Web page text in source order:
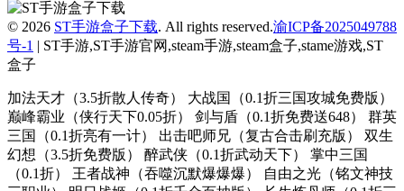
© 2026 ST手游盒子下载. All rights reserved.渝ICP备2025049788
号-1 | ST手游,ST手游官网,steam手游,steam盒子,stame游戏,ST
盒子
加法天才（3.5折散人传奇） 大战国（0.1折三国攻城免费版） 巅峰霸业（侠行天下0.05折） 剑与盾（0.1折免费送648） 群英三国（0.1折亮有一计） 出击吧师兄（复古合击刷充版） 双生幻想（3.5折免费版） 醉武侠（0.1折武动天下） 掌中三国（0.1折） 王者战神（吞噬沉默爆爆爆） 自由之光（铭文神技三职业） 明日战姬（0.1折千金百抽版） 长生炼丹师（0.1折三生问道） 大圣归来（0.1折天天打妖精） 侠义传（0.1折剑道*尊） 出击吧师兄（御剑打金刷充版） 六界仙尊（天下三分0.05折） 鹰击苍穹（征服与文明0.1折） 斩幻想（0.1折霸王传） 时空神域（0.1折闯关送特权） 蜂鸟五虎将（逆袭江山0.1折） 圣剑神域（攻速**福利版） 萌仙记（青云诀） 神域苍穹（丹青复古九流派） 末日之刃（0.1折买断版） 屠龙圣域（君天大**） 女神三国（0.1折送百万钻石） 大剑传奇（0.05折九转轮回） 大侠坛说（0.1折打金修仙） 闪电机甲（幻想西游0.05折） 热血千刀斩（绯神兵高爆） 诸世王者（0.05折买断版） 铸剑师（剑道宗师0.05折） 战天下（0.05折睥睨三国） 碧雪情天3D（0.1折每日送神兽648） 女神三国（0.1折三国鼎立） 三国将无双（0.05折狂欢三国） 征程三国（0.05折签到领千抽） 三国将无双（0.1折合纵连横） 魔力契约（0.05折觉醒之灵） 暗黑远征（0.1折*德之塔） 帝国雄师（文明争霸） 战神烈歌（仙途择道四流派） 苍穹志（红颜祸水0.05折） 天天驯兽师（0.1折每天送648） 神域苍穹（妖冥沉默） 无尽寒冬（封神高爆专属） 萌战天下（0.1折降魔记） 山河（圣兽山海沉默） 剑与火之歌（0.1折上线送百抽） 刀剑演武（0.1折每天送648） 边缘逐梦（神游三流派） 禁地之战（侠爆无双江湖） 铁血荣耀（0.05折福利版） 釜底抽薪（高爆专属**） 盖世强者（神宠沉默专属**） 城主天下 血饮天下（江湖探险送首充） 沙城之战（新纪元爆爆爆） 龙之觉醒（燕羽高速专属） 热血之怒（黑神话代币版） 斗转武林（金蛇狂爆三职业） 冲向地心（九天玄元0.05折） 斗转武林（金秋专属沉默） 不朽之城（0.1折开*送马超） 盖世强者（神宠合体三职业） 灵域修仙（0.1折剑啸江湖） 霸气英雄（内置0.1折送**神宠雷震子） 天剑诀（0.1折） 山河（山海专属沉默） 天天奔跑打怪兽（倾城女神0.05折） 乱入英雄（0.1折爽充版） 鬼剑豪（0.1折爽嗨玩） 梦西游（0.1折五指镇仙） 侠义传（0.1折道法自然） 烈火骑士（跑商传奇散人版） 全能斗士（疯狗攻速三职业） 大武当之剑（0.1折山海奇遇） 重力光球（0.05折送SSR异兽） 伏魔诀（0.05折盲盒版） 魔塔与英雄（0.05折**送吕绮玲） 自由之光（修仙沉默） 征战九州（0.05折神魔大战） 龙之觉醒（幽界狂爆攻速） 闪电机甲（南征北伐0.05折） 冲向地心（神灵传说0.05折） 暗黑远征（0.1折英雄无敌） 疾速冲锋（战场之光0.05折） 王者霸业（专属爽玩代币送充） 主宰无双（猎魔福利爽爽送） 魔天记3D（0.1折送2000代金券） 剑仙缘（0.05折御风九霄） 疾速冲锋（变异来袭0.05折） 金币探险（传奇沉默专属） 全能斗士（异法奇经八脉） 女武神之剑（0.1折少年西游） 神骑世界（0.1折原始部落） 荣耀世纪（九幽秘法沉默） 修真界（*强猎人0.05折） 神奇三国（0.1折每日送2000） 项羽传（0.1折天天送9999） 问逍遥（道士0.1折免费福利升级版） 焚天决（0.1折逍遥行） 魔力契约（江东儿郎0.05折） 摸金校尉之西夏迷踪（0.05折福利版） 天堂之刃（修仙超超超变） 热血之怒（无限分身刀刀爆） 致命狙击（道士开*召5狗） 禁地之战（复古三职业小**） 破镜重圆（天命攻速高爆版） 合金钻头（0.1折红将免费十连抽） 六界飞仙（梦幻次元0.05折） 无双战车（封神大帝沉默版） 霸刀传奇（天书沉默） 暗影战姬（0.1折红颜三国） 汉武王朝（0.1折诏令山河） 屠龙圣域（**沉默速通） 王者霸业（攻速**无限刀） 神奇三国（0.1折每日送6480） 浅塘（荒天遗忘**） 釜底抽薪（屠龙专属沉默） 盖世强者（天佑打金沉默） 七海争霸（0.1折送五星名将免费版） 无尽寒冬（木炭激爽打金） 奇门之上（3折免费版）（买断券） 合体三国（掌中乱世0.1折） 热血寻秦（灵兽超变无限刀） 暗黑领主（敕神沉默专属） 仙旅奇缘（**二合一） 烈火骑士（天命传奇合击版） 大秦霸业（妖刀**爆爆爆爽） 烈火战车（福利攻速三职业） 剑雨九天（骷髅六职业） 森林王国（0.1折千抽三国名将） 末日之刃（仙侠内置0.1折免费版） 三国演义之天策（0.05折天命所归） 大战国（合击专属**） 斗转武林 （神迹高爆专属） 王者之战（四圣复古三职业） 天途（0.05折何惜一战） 热血寻秦（复古专属爽爽爽） 海魂少女（0.1折心动主播任选） 三国将无双（0.1折升级领红包） 全民祖玛（百亿元宝福利版） 仙梦奇缘（百倍累冲返利3.5折） 冲锋小勇士（巾帼英雄0.05折） 摸金之路（**超变超爽福利） 魔力契约（1折买断代币版） 天命神话（0.05折全民仙逆） 龙魂魔法（追梦初心三职沉默） 无畏之刃（混沌洪荒高爆版） 血饮天下（(灭世神弓沉默单职） 武圣三国（0.1折狂欢送代金券） 太阁立志2（0.1折如梦似幻） 釜底抽薪（十二门派夺仙缘） 缤纷爱消除（0.1折登录送王胖子） 银河战魂（0.05折送玉麒麟） 天天奔跑打怪兽（仙灵战神0.05折） 命运守护：战歌（登录送百抽0.1折） 六界仙尊（0.1折福利代金券）（买断券） 风之勇者（0.1折乱世三国志） 疾速冲锋（神魔之境0.05折） 君临传奇（神罚沉默） 汉武王朝（0.1折**闯三国） 九天封神手游 无双战车（狂抽专属高爆版） 莽荒传奇（绿*高爆版） 龙魂魔法（影罗攻速沉默） 烈焰之怒（攻速179每日送代金） 风色轨迹（0.1折再温梦幻） 龙城传奇（怒火封神合击） 奥丁之锤（复古三职业代币版） 挂机英雄 摸金之路（天命洪荒封神之怒） 开天霸兵（五流派霸业沉默） 苍穹志（封天传说0.05折） 月影黑白（狂风攻速**） 乱世无双（八职业高爆打金） 魔物迷宫（0.1折摸金天师） 大武当之剑（0.1折仙路送仙魂） 诛神世界（0.1折送UR玄武） 巅峰霸业（枭雄志0.05折） 孤堡英雄（0.1折免费领万抽） 好多三国（0.1折少年名将） 开天霸兵（契约奇门八技专属） 开天霸兵（天魔专属送红包） 海狼（三职业沉默高爆版） 山河（异人高爆沉默） 御兽遮天（3折送绝品女娲） 太吾纪元（0.1折*速版） 天神赵子龙（1折免费版）（买断券） 星耀战纪（0.1折） 幽蓝边境（复古攻速送满赞助） 鏖战三国（0.1折绝世名将） 雄霸天地（战士专属大**） 西游修仙传 农场妖怪（0.1折无限元宝） 奇葩星学院（0.1折千抽自由版） 无限奇兵：降临（内置0.1折送妲己） 神仙online（沉默传奇代币版） 君临传奇（真火大暴击） 英雄攻战（激斗无限城）（鬼灭之刃） 天途（0.05折买断福利版） 召唤师（0.1折每天送648） 大刀客（0.1折人在江湖） 横扫天下（0.1折每日千元代金） 战神烈歌（天命轮回专属） 天天奔跑打怪兽（屠龙勇士0.05折） 禁地之战（碎墟诸天沉默） 无畏之刃（天天送648福利版） 大屠龙（玄蛮量劫爆爆爆） 战神霸业（游龙高爆**服） 冲刺萌龙（0.1折每日送9999） 斗仙界（0.05折天天送代金券） *封神（3折返利版） 逍遥三国（0.1折） 切菜狂人（1折免费版） 飞虫大冒险（0.1折升级送红包） 好多三国（0.05折神将无双） 王者霸业（封神天命超变爽爽爽） 王者战神（盛世复古火龙） 勇闯女儿国（0.05折梦幻大陆） 城池攻坚战（0.05折劲爆版） 疯狂的阿尔法（0.1折送全英雄） 蜀山镇魂曲（仙侠0.1折天天送1W代金） 海蛇传奇（欢乐版）（天天送648） 雄霸天地（176封神复古） 海蛇传奇（欢乐版） 城防三国志（0.1折充值卡高爆版） 无畏三国（0.1折魂将现世） 天神大战（0.1折送2千代金券）（买断券） 魔晶拼图（0.05折送绝版称号） 醉美人（首充送斗战胜佛0.05折） 九州霸业（无限资源真充版） 奇缘之旅（0.1折送千元代金） 战神烈歌（亿万爆充超超变） 龙之力量（0.05折美女经典版） 零之战线（0.1折女武神之剑） 青云诀2 暗黑领主（天罡百变沉默） 十二战纪（0.1折送万元免单券）（海贼王） 斗罗封神传（三国超超变） 七雄纷争（3.5折逐鹿中原） 兵马俑（0.1折道具买断三国） 城防三国志（0.05送10亿补贴） 西游记口袋版（0.1折送无双吕布） 萌宠大联盟（0.05折海贼王送万充） 龙之战歌（每日送648代金1折版） 铁血防御（3.5折超变无限刀） 九州群将录（山海封神西游0.05折） 戮天之剑（0.1折炽裁天罚） 大剑传奇（0.1折纵横六界） 忍者小分队（0.1折送六道鸣人）（火影忍者） 明日战姬（1折删档内测） 机甲归来（0.1折1W代金劵免费版） 鏖战三国（0.1折名将无双） 六界飞仙（**女神0.05折） 决战沙邑（竖屏传奇） 三国演义之天策（0.1折买断三国免费版） 荣耀世纪（妖刀**爽爽爆） 君临传奇（千年专属免费版） 破镜重圆（沉默高爆打金版） 战鼓之翼（0.05折日送5000） 九梦仙域（龙神归来畅玩版） 猎魔岛（0.1折文字魔兽） 破军之刃（0.1折天天送2000） 海蛇传奇（欢乐版）（抓鬼打金版） 幻灵战歌（首续0.05折地堡卡牌） 苍穹志（苍穹之下0.05折） 天堂之刃（骷髅王修仙**） 烈火战神（战宠三职业福利版） 天天狙击（0.05折高爆版） 全民祖玛（天天648福利版） 唐门六道手游版（0.1折末日美女） 暗黑联盟 皇者（百亿超变爽爽爽） 致命狙击（千年沉默五流派） 魔主（0.05折*伴神道） 破日开天（0.1折三国全场买断） 武林盛典（冰雪打金高爆版） 公元（次元少女割草0.05折） *武尊（0.1谋定天下） 止戈之战（0.1折放置三国神魔版） 皇者（0.1折至尊传奇）（竖屏传奇） 三国大领主（三折霸业免费版）（买断券） 梦幻传奇（大雷专属超变福利） 二战世界（1折免费版） 御妖师（0.1折每日双648代金） 十二战纪（魔主） 霸刀传奇（摩罗传奇福利版） 海岛传奇（0.05折启示录免费版） 主宰无双（零氪爽爆亿万充） 奔月的糯米团（0.05折修仙挂盲盒） 平妖传OL（0.1折送6480钻石）（鬼灭之刃） 魔灵军团（0.1折送武圣帝君） 问逍遥（传奇攻速专属） 曹操传（0.1折王权霸业） 兵马俑（0.1折买断版三国） 破雪刃（0.1折每日万元代金） 史小坑的黑暗料理 龙腾：起源（0.1折送648元）（海贼王） 乱世枭雄（0.1折每日双648代金券） 战斗天使（0.1折爽玩版） 冰火国度（魔兽卡牌0.1折送UR） 王者之战（全职技能爽玩版） 崛起：终*王者（0.1折免费版） 军团再临（0.05折送十万充值卡） 雄霸天地（0.1折买断版） 月影黑白（无限分身超超爽） 远征将士（0.1折天天送6480） 霸刀传奇（光年**吃肉版） 戳爆三国（0.05折开*送敖丙） 龙神万相：神战 群英觉醒（0.1折） 勇闯女儿国（0.1折千元买断版修仙） 女神联盟（0.1折免费版） 武器之王（大雷专属免费超变） 三国群英传：鸿鹄霸业 王者战神（开*火龙套） 魔卡战姬（3折免费版） 天影（0.1折影级之战）（火影忍者） 破阵勇士（燃烧小宇宙）（圣斗士星矢） 止戈之战（1折畅玩版） 荣耀世纪（逆杀战破爆爆爆） 再见江湖（热血江湖） 我守护的家园（千抽福利） 三国志乱消（0.1折6480免费版） 荣誉守卫战（0.1折送2000元代金）（龙珠） 魔女与战姬（0.1折送核心自选开*） 三分天下（0.1折免费版） 三生诀（0.1折大鹅砍树） 魔物迷宫（0.1折大鹅砍树免费版） 龙之力量（0.05折送SP） 仙境苍穹（0.1折免费版） 海狼（复古光暗福利版） 闪电机甲（飞凰之志0.05折） 热血千刀斩（神魔超变代币送） 卢希达：起源 斗破仙境（0.1折吞噬爆代金券） 口袋喵喵（0.1折免费版） 暗黑联盟（波特送抽内置0.1折） 异界修真（0.1折天天送2000） 龙城传奇（修仙高爆超超变） 烈火战车（穿书大世界代币版） 龙之战歌（1折） 女武神之剑（0.1折一剑*尊） 冰雪王座 中餐厅（0.1折百抽钻石高返） 圣物英雄（1折免费版）（买断券） 精灵盛典：黎明（*速版） 梦回西游记（0.05折送**阵容） 魔灵兵团（0.1折咒术免费版）（咒术回战） 新葫芦兄弟（0.1折代金买断版） 大国战（0.05折魔悟空降临免费版） 幻灵战歌（首续0.05折） 无双之王（0.1折无限打金版） 勇敢者历险记（0.1折超赛双神开*）（龙珠） 大武当之剑（0.1折山海经买断版） 六道萌仙（大圣归来0.1折） 思仙（觉醒重生系统） 梦想仙侠（怀旧0.1折） 疾风大冒险（0.05折GM后**） 侠客游（文字无限吞噬0.05折） 摸金校尉之伏魔殿（0.05折定制免费版） 九界问仙（0.1折送万元真充） 热血千刀斩（零氪送赞爆充） 风暴迷城（0.1折万**传说） 风影（五千抽免单0.1折）（火影忍者） 精灵学院大冒险（代金笔笔返）（宝可梦） 铸剑师（超神进化0.05折） 怪物惊魂夜（0.05折终末审判）（死神） 梦幻诸石官方版（0.05折买断超返版） 兰若情缘（0.05折商城版） 作妖计（1折免费版）（买断券） 顽石英雄（召唤僵尸送充版） 太古妖皇诀（0.05折百万红包版） 热血西游（超爆悟空打金） 海岛传奇（文字修仙0.05折） 酱游记（0.05折免费版） 天天狙击（0.05折疯狂小鸡买断版） 霸者归来（0.05折1元抵200元无压购） 铸剑师（仙侠之境0.1折免费版）（买断券） 剑雨九天（草莓爆爆爆） 阴阳西游（0.05折免费版）（买断券） 魔龙世界（0.1折魔幻对决送648） 太空战歌（0.05折免费版）（龙珠买断券） 世界守卫军（0.1折创角5万代金）（海贼王） 梦幻大唐（1折免费版）（买断券） 远征将士（0.05折三国送名将免费版） 冲向地心（武林之巅0.05折） 蜀山天下（狂暴打金0.1折） 少年封神（0.1折十万抽千个648） 疯狂的阿尔法（1折免费版）（买断券） 深渊幻影（1折免费版）（买断券） 庆余年（3.5折免费红将版） 三国如龙传（网易**0.05折） *强猎手（0.05折黑悟空送千充） 疾风大冒险（0.05折代金版） 侠客游（文字修仙0.05折免费版） 不朽大陆（0.1折向丧尸开炮） 九剑魔龙传（0.1折道士福利版） 宫三国（0.05送卧龙代金券） 傲视苍穹（1折免费版）（买断券） 妖神记之巅峰对决（0.1自选UR妖灵师） 我的英雄之路（0.05折打卡领代金） 圣树唤歌（0.05折） 当神奇光芒落下（0.1折疯狂送代金） 神兽连萌（**0.1折）（宝可梦） 暗黑封魔录（3折免费返利版） 勇者传承（0.1折鬼灭免费版）（鬼灭之刃） 黑月（0.1折每日送**） 曙光计划（0.1折） 楚汉争霸OL（GM版） 热血暗黑（0.05折西游免费版） 开心跳跳兔（买断版） 暗黑联盟（哈利波特0.1折免费版） 宠物猎人（0.1折出现吧比卡丘）（宝可梦） 勇敢幻想（逐鹿中原0.1折免费版）（买断券） 侠客游（全新文字吞噬0.05折） 死战骑士团（0.1折每日送648）（鬼灭之刃） 公元（口袋进化0.05折）（宝可梦） 仙风道骨（0.1折霸服真充特权） 山海异闻录（0.1折每日送1000代金）（公测） 道友请留步 九州异兽记（01折免费版） 上古王冠 魔魔打勇士（1折免费版） 圣魂（0.1折1W免费版）（买断券） 旅行骑士（0.1折买断版） 神州风闻录（0.1免费版）（买断券） 三国之空城计（0.1折送百万真充） 魔天记（0.1折） 大掌门2（0.1免费追新版） 墨武江山（0.05折送v15免费版） 冒险王3ol（0.1折怀旧服版） 全民手速（0.1折买断） 西游记之托塔天王（0.05折天天送代金） 仙魔神域（0.05折买断代金版） 挂机吧主公（0.05折6480免费版） 神判包青天（穿越宋朝当包拯0.1） 雄霸天地（0.05折买断版） 异次元主公（爆衣买断版） 天珠变（0.05折幻界少女免费版） 再生之境（0.1折*速版） 新盗墓笔记（怒火哪吒燃藏海0.1折） 疯狂像素城（内置0.1折免费版）（买断券） 风之勇者（1折免费版）（鬼灭之刃买断券） 忆游十三道（0.1折免费修仙速升版） 群英之战（0.1折6480免费版）（买断券） 地下城与领主 蜂鸟五虎将（0.1折送全红将） 我叫MT英雄杀（0.05折天天648） 点击冒险之旅（0.1折奇妙冒险免费版） 霸御乾坤（0.1折送十倍战套装） 铁血荣耀（GM版本） 火柴人无限（0.1千抽万充648） 魔导英雄传说（0.1折送5星魔导士） 放置海岛（0.05折免费版）（买断券） 仙侠神域（进游送20万代金0.1折） 勇者之海 梦境食旅（送SSR员工嫦娥） 封天战神（买断0.1折） 天子令（七雄争霸**0.1折） 潘多拉归来（0.05折万充无限抽） 镇魂街：武神躯（0.1折免费版） 一号军团（0.05折丧尸围城免费版） 命运战歌（0.05魔兽卡牌万抽） 高能手办团（1折免费版）（买断券） 地下城与领主（福利版） 百龙霸业（0.1折**放置三国） 新征战（0.1折创角送代金）（海贼王） 暗夜格斗（0.05折免费版）（鬼灭之刃买断券） 超神觉醒（0.1新世界冒险）（海贼王） 萝莉养成计划（1折免费版）（买断券） 正中靶心 三界战歌（GM版） 异次元大作战（0.05折百万代金版）（火影忍者） 神仙学院（0.1折天天送648000） 数码兽逆袭（0.1折送Mega超梦）（宝可梦） 剑开仙门（0.1折重生之我是掌门） 群英之战（0.1折免费版）（买断券） 生死行动（0.05折荒野射击免费版） 口袋逆袭（0.1折送超梦）（宝可梦） 龙之守护（三国免费版） 剑气除魔（0.1折送金吗喽） 天天萌闯关（GM版） 星神纪元（异界启世录3.5折） 镇魂街：破晓（0.1折****）（公测） 神陵武装（类DNF）（天天送6480） 超能防御（0.1折免费版） 女神幻想（0.1折送稀有宠物） 口袋精灵2（送满星SP刷充）（宝可梦） 海洋王国（0.1折梦幻联动免费版）（海贼王买断券） 梦回白玉京（0.1折免单霸服100万代劵） 苍空物语（0.1折免费6480）（买断券） 超次元女神（代金买断版） 双生幻想（**点刷充） 异尘：达米拉（1折免费版）（买断券） 西游荣耀（GM版） 大话三国（免费买断版） 梦幻经理人（0.1谁是首富2） 神迹大陆（0.1折6480免费版） 黑月（0.1折超燃格斗） 妖姬OL（0.1折爆衣版） 大皇帝（0.1折一统三国） 徒儿快跑（首续0.05折） 万灵幻想（0.05折美少女无限648） 佣兵突击队（首续0.1折） 青云传（魔改地藏刷充） 少年三国志：零（送满星神将） 酷跑三国（GM版本） 一起来修仙（0.05折） 拯救小宇宙（0.1折鬼灭之刃） 天道问情（0.1折山海诛兽） 弹弹奇兵（0.1休闲养生） 大话仙境（0.05折万抽无限爆衣） 妖姬OL（0.1折扣服） 莽荒传奇（福利送） 作妖计（0.1折送伏羲） 九州八荒录（0.1折战养龙寺） 少年三国志：零（0.1折免费版） 冒险之旅（低价买断0.1折） 真红之刃（4周年新版本0.1折） 萌新出击（0.1折） 全城警戒（0.1折） 云海寻仙记（0.05折送2000代金券） 萝莉养成计划（0.1折扣服） 戒灵传说（0.05折再送30万钻） 小小勇者（像素0.1折） 武林争霸（0.1折九品芝麻官） 轩辕剑龙舞云山（0.1折网易国风回合）（公测） 指尖决斗家（0.1折忍道传承）（火影忍者） 逍遥蜀山（0.05折超爆养龙打金） 我和我的天宫（0.05折仙兽伴行） 六道轮回（忍界大战0.1折） 大话仙境（0.1折送万抽） 喵喵爱冒险（0.1折每日送648）（公测）（宝可梦） 萌将风云（0.1免费版天天千充） 御剑红尘（0.1折每日送648） 万灵山海之境（0.05折每天648福利版） 荣耀舰队（首续0.05折） 末日来袭（0.05折免费版卡牌） 女神联盟2（0.1折耀金降临） 校花梦工厂（内置天天0.1折）（内置0.1） 幻想神话志（0.1折免费版）（买断券） 天书奇谈（0.1折超兽免费版） 山海记（肉鸽塔防0.1折）（内置0.1） 魔灵幻想（0.1折） 全城警戒（0.1折*速版） 彩虹物语（0.1折免费版） 灵武世界（0.1折送充值券） 纯白和弦（0.1每天送648） 战国梦（0.1折送神将万充）（公测） 西游冒险（0.1折国潮西游）（公测） 魔之序曲（5折神跡国服版） 异能都市（0.05折送赛*：黑悟空） 天使纪元（**0.05折奇迹） 龙之岛（0.1折送尼卡路飞）（海贼王买断券） 魔镜物语（0.1折每日千元代充） 家园卫士（内置0.1典藏版）（内置0.1） 究*宝贝（0.1折超究破限）（数码宝贝） 无双兵器（0.1折卡皮巴拉冒险go） 神奇大乱斗（0.1折天天送648） 八卦江湖（0.05折文字修仙） 浮生梦山海（1折免费版）（买断券） 大掌门2（0.05折代金券强化版） 烈火战神（多变狂暴合击版） 皇者（三职业福利加速版） 火柴人觉醒（0.1折免费版） 战鼓之翼（0.1折每日送3000） 黑月（1折免费版）（买断券） 全民僵尸大战（畅玩版） 深渊契约（0.1送天空套） 零之战线（0.1折战姬女武神） 出击英雄岛（0.1折送万充） 迷你勇士（0.1折口袋妖怪觉醒）（宝可梦） 戳爆三国（0.05折无限代金） 星辰降临时（0.1折每日648免费）（火影忍者） 三国如龙传（0.1折网易免费版） 梦唐（0.05折肉鸽江湖） 庆余年（3.5折无限打金） 究*宝贝（0.1折数码进化） 九州群将录（送满星武将0.05折） 萝莉养成计划（0.1折爆衣版） 跑到新世界（0.05折机甲激战塔防） 我的御剑日记（内置0.1折）（内置0.1） 拳魂觉醒（GM满星SP）（拳皇） 神陵武装（真·原价0.1折） 秦时明月：沧海（0.1折免费版） 女神危机（0.1折原味女神） 江山霸主（0.1折天天送648） 侍忍者（0.1折火影天天送代金）（火影忍者买断券） 国战来了（0.1折征战洛阳） 冒险之门（0.1折登录送SSR+）（火影忍者） 啪啪三国（0.1折天天648） 黎明召唤（0.05免费版领万充） 漫画英雄3D（死神vs火影0.1折） 魂之守护（0.1折签到送五条悟）（咒术回战） 凡人飞剑（0.1折送海量充值卡） 艾尔指挥官（0.1折鬼灭十万抽）（鬼灭之刃） 校花梦工厂（内置0.05折送神将） 逆战三国（定制全服奖励0.1折） 英雄如约而至（0.05折狂薅5万代金） 万灵幻想（0.05折全英雄免费版） 超次元大冒险（0.05折金券增强版）（龙珠） 美食大乱斗（0.1折免费版）（买断券） 神龙战争（0.1折免费畅享龙珠世界） 寻宝之旅（0.1折送满星路飞）（海贼王） 调皮小动物（0.1折天天送648） 超神挂机（0.05折资源狂送版） 塔防召唤师（0.1折暴打策划千抽版） 行界（禁忌领域0.1折） 龙城传奇（寻仙免费版） 山海记（0.1折领千元代金） 碧雪情天3D（0.1折爆爽无限合宠） 天命神话（0.1折送万元红包）（火影忍者） 疯狂宝贝（0.05免费版）（宝可梦买断券） 荣耀舰队（每天送6480代金券） 黎明召唤（0.05折返100*代金券） 菲狐倚天情缘（0.1折买断版） 守护小精灵（0.1折）（宝可梦买断券） 山海经幻想录（1折免费版） 星河联盟（0.1折每日648）（火影忍者） 光之契约（0.1免费领高达） 女神联盟2（0.05折版） 真·战三国（0.1折每日千元代金）（公测） 耀世格斗（0.05折直送超蓝）（龙珠） 猎影（0.1折送五条悟）（咒术